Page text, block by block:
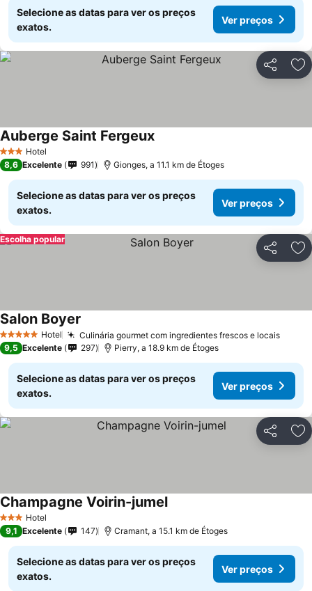
Selecione as datas para ver os preços
exatos.
Ver preços
Partilhar
3 EstrelasHotel
Auberge Saint Fergeux
8,6 Excelente 991 Gionges, a 11.1 km de Étoges
Selecione as datas para ver os preços
exatos.
Ver preços
Partilhar
Escolha popular
5 Estrelas Hotel Culinária gourmet com ingredientes frescos e locais
Salon Boyer
9,5 Excelente 297 Pierry, a 18.9 km de Étoges
Selecione as datas para ver os preços
exatos.
Ver preços
Partilhar
3 EstrelasHotel
Champagne Voirin-jumel
9,1 Excelente 147 Cramant, a 15.1 km de Étoges
Selecione as datas para ver os preços
exatos.
Ver preços